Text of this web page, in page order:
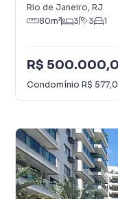
Rio de Janeiro, RJ
80m² 3 3 1
R$
Condomínio R$